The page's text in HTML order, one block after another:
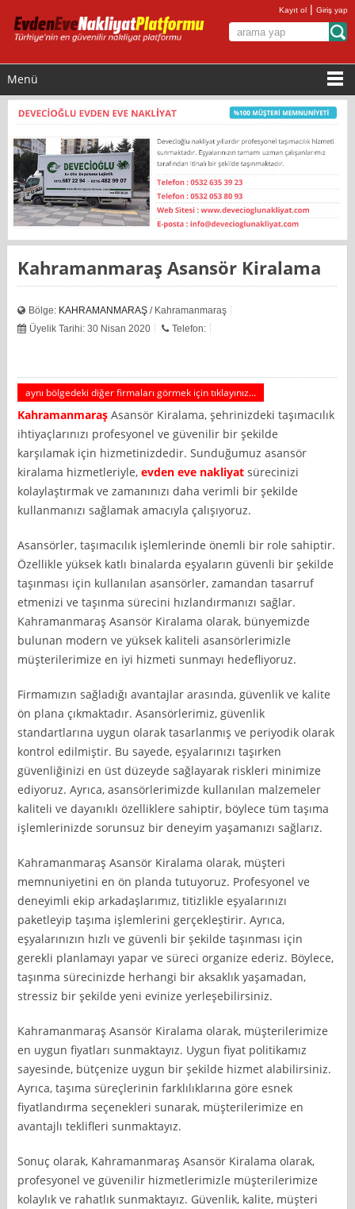
Kayıt ol |Giriş yap
Menü
Kahramanmaraş Asansör Kiralama
Bölge: KAHRAMANMARAŞ / Kahramanmaraş
Üyelik Tarihi: 30 Nisan 2020
Telefon:
aynı bölgedeki diğer firmaları görmek için tıklayınız...
Kahramanmaraş Asansör Kiralama, şehrinizdeki taşımacılık
ihtiyaçlarınızı profesyonel ve güvenilir bir şekilde
karşılamak için hizmetinizdedir. Sunduğumuz asansör
kiralama hizmetleriyle,evden eve nakliyat sürecinizi
kolaylaştırmak ve zamanınızı daha verimli bir şekilde
kullanmanızı sağlamak amacıyla çalışıyoruz.
Asansörler, taşımacılık işlemlerinde önemli bir role sahiptir.
Özellikle yüksek katlı binalarda eşyaların güvenli bir şekilde
taşınması için kullanılan asansörler, zamandan tasarruf
etmenizi ve taşınma sürecini hızlandırmanızı sağlar.
Kahramanmaraş Asansör Kiralama olarak, bünyemizde
bulunan modern ve yüksek kaliteli asansörlerimizle
müşterilerimize en iyi hizmeti sunmayı hedefliyoruz.
Firmamızın sağladığı avantajlar arasında, güvenlik ve kalite
ön plana çıkmaktadır. Asansörlerimiz, güvenlik
standartlarına uygun olarak tasarlanmış ve periyodik olarak
kontrol edilmiştir. Bu sayede, eşyalarınızı taşırken
güvenliğinizi en üst düzeyde sağlayarak riskleri minimize
ediyoruz. Ayrıca, asansörlerimizde kullanılan malzemeler
kaliteli ve dayanıklı özelliklere sahiptir, böylece tüm taşıma
işlemlerinizde sorunsuz bir deneyim yaşamanızı sağlarız.
Kahramanmaraş Asansör Kiralama olarak, müşteri
memnuniyetini en ön planda tutuyoruz. Profesyonel ve
deneyimli ekip arkadaşlarımız, titizlikle eşyalarınızı
paketleyip taşıma işlemlerini gerçekleştirir. Ayrıca,
eşyalarınızın hızlı ve güvenli bir şekilde taşınması için
gerekli planlamayı yapar ve süreci organize ederiz. Böylece,
taşınma sürecinizde herhangi bir aksaklık yaşamadan,
stressiz bir şekilde yeni evinize yerleşebilirsiniz.
Kahramanmaraş Asansör Kiralama olarak, müşterilerimize
en uygun fiyatları sunmaktayız. Uygun fiyat politikamız
sayesinde, bütçenize uygun bir şekilde hizmet alabilirsiniz.
Ayrıca, taşıma süreçlerinin farklılıklarına göre esnek
fiyatlandırma seçenekleri sunarak, müşterilerimize en
avantajlı teklifleri sunmaktayız.
Sonuç olarak, Kahramanmaraş Asansör Kiralama olarak,
profesyonel ve güvenilir hizmetlerimizle müşterilerimize
kolaylık ve rahatlık sunmaktayız. Güvenlik, kalite, müşteri